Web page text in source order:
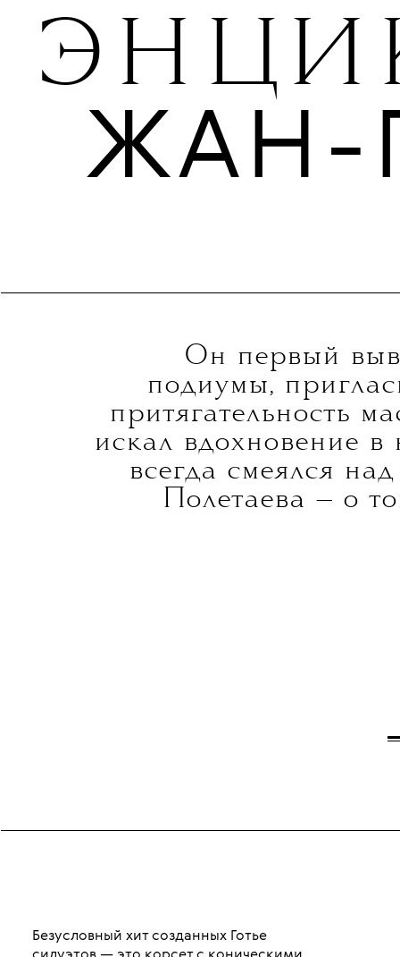
ЖАН-
Он первый
подиумы,
притягательность
искал вдохновение
всегда смеялся
Полетаева — о
Безусловный хит созданных Готье